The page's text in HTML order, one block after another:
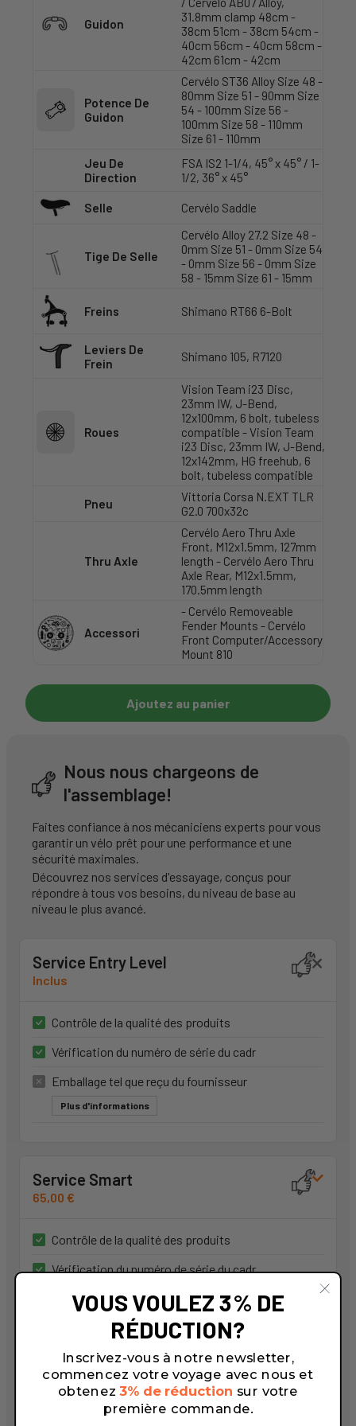
Guidon
31.8mm clamp 48cm -
38cm 51cm - 38cm 54cm -
40cm 56cm - 40cm 58cm -
42cm 61cm - 42cm
Potence De
Guidon
Cervélo ST36 Alloy Size 48 -
80mm Size 51 - 90mm Size
54 - 100mm Size 56 -
100mm Size 58 - 110mm
Size 61 - 110mm
Jeu De
Direction
FSA IS2 1-1/4, 45° x 45° / 1-
1/2, 36° x 45°
Selle Cervélo Saddle
Tige De Selle
Cervélo Alloy 27.2 Size 48 -
0mm Size 51 - 0mm Size 54
- 0mm Size 56 - 0mm Size
58 - 15mm Size 61 - 15mm
Freins Shimano RT66 6-Bolt
Leviers De
Frein
Shimano 105, R7120
Roues
Vision Team i23 Disc,
23mm IW, J-Bend,
12x100mm, 6 bolt, tubeless
compatible - Vision Team
i23 Disc, 23mm IW, J-Bend,
12x142mm, HG freehub, 6
bolt, tubeless compatible
Pneu
Vittoria Corsa N.EXT TLR
G2.0 700x32c
Thru Axle
Cervélo Aero Thru Axle
Front, M12x1.5mm, 127mm
length - Cervélo Aero Thru
Axle Rear, M12x1.5mm,
170.5mm length
Accessori
- Cervélo Removeable
Fender Mounts - Cervélo
Front Computer/Accessory
Mount 810
Ajoutez au panier
Nous nous chargeons de
l'assemblage!
Faites confiance à nos mécaniciens experts pour vous
garantir un vélo prêt pour une performance et une
sécurité maximales.
Découvrez nos services d'essayage, conçus pour
répondre à tous vos besoins, du niveau de base au
niveau le plus avancé.
Service Entry Level
Inclus
Contrôle de la qualité des produits
Vérification du numéro de série du cadr
Emballage tel que reçu du fournisseur
Plus d'informations
Service Smart
65,00 €
Contrôle de la qualité des produits
Vérification du numéro de série du cadr
Niveau d'assemblage SMART
Plus d'informations
Emballage dédié
Envoi de photographies de l’emballage et des
composants/accessoires inclus dans l’achat
VOUS VOULEZ 3% DE
RÉDUCTION?
Inscrivez-vous à notre newsletter,
commencez votre voyage avec nous et
obtenez 3% de réduction sur votre
première commande.